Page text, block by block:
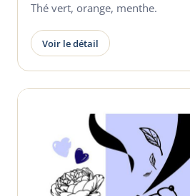
Thé vert, orange, menthe.
Voir le détail